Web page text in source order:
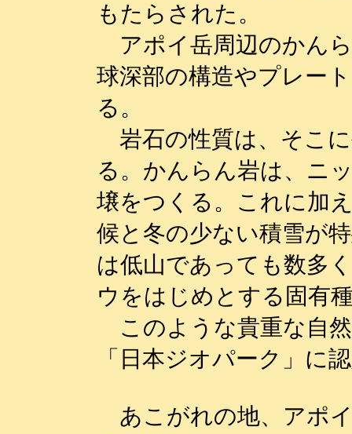
もたらされた。
アポイ岳周辺のかん
球深部の構造やプレー
る。
岩石の性質は、そこ
る。かんらん岩は、ニ
壌をつくる。これに加
候と冬の少ない積雪が
は低山であっても数多
ウをはじめとする固有
このような貴重な自
「日本ジオパーク」に
あこがれの地、アポ